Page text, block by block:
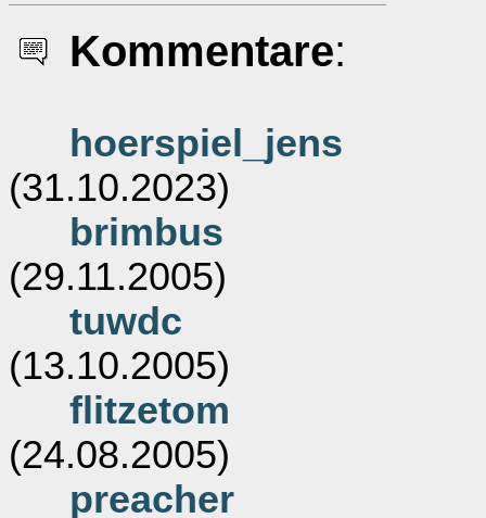
Kommentare:
hoerspiel_jens
(31.10.2023)
brimbus
(29.11.2005)
tuwdc
(13.10.2005)
flitzetom
(24.08.2005)
preacher